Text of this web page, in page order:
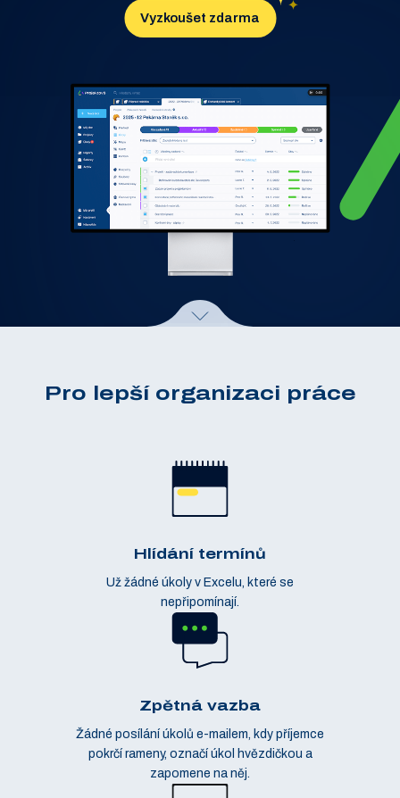
Vyzkoušet zdarma
Pro lepší organizaci práce
Hlídání termínů
Už žádné úkoly v Excelu, které se
nepřipomínají.
Zpětná vazba
Žádné posílání úkolů e-mailem, kdy příjemce
pokrčí rameny, označí úkol hvězdičkou a
zapomene na něj.